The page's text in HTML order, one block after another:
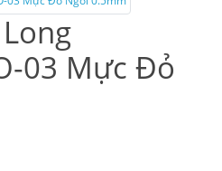
03 Mực Đỏ